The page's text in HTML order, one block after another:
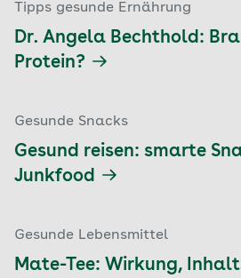
Tipps gesunde Ernährung
Dr. Angela Bechthold:
Protein?
Gesunde Snacks
Gesund reisen: smarte
Junkfood
Gesunde Lebensmittel
Mate-Tee: Wirkung,